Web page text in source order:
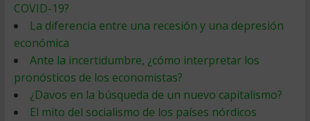
COVID-19?
La diferencia entre una recesión y una depresión
económica
Ante la incertidumbre, ¿cómo interpretar los
pronósticos de los economistas?
¿Davos en la búsqueda de un nuevo capitalismo?
El mito del socialismo de los países nórdicos